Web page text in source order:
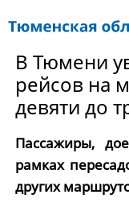
В Тюмени
рейсов на
девяти до
Пассажиры,
рамках
других